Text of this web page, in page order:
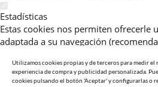
Estadísticas
Estas cookies nos permiten ofrecerle
adaptada a su navegación
consultadas, etc).Al activar esta
más su experiencia.
Utilizamos cookies propias y de terceros para medir
experiencia de compra y publicidad personalizada.
cookies pulsando el botón 'Aceptar' y configurarlas o